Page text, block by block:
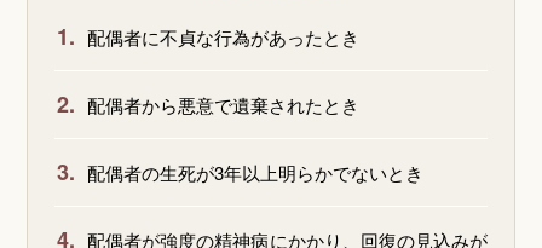
1. 配偶者に不貞な行為があったとき
2. 配偶者から悪意で遺棄されたとき
3. 配偶者の生死が3年以上明らかでないとき
4. 配偶者が強度の精神病にかかり、回復の見込みが